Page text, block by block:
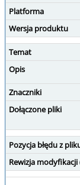
Platforma
Wersja produktu
Temat
Opis
Znaczniki
Dołączone pliki
Pozycja błędu z
Rewizja modyfikacji